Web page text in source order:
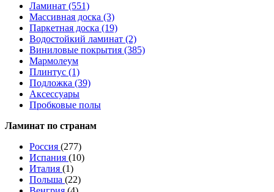
Ламинат (551)
Массивная доска (3)
Паркетная доска (19)
Водостойкий ламинат (2)
Виниловые покрытия (385)
Мармолеум
Плинтус (1)
Подложка (39)
Аксессуары
Пробковые полы
Ламинат по странам
Россия (277)
Испания (10)
Италия (1)
Польша (22)